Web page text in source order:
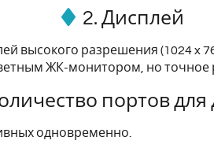
2. Дисплей
высокого разрешения (1024 x
ЖК-монитором, но точное
портов для
одновременно.